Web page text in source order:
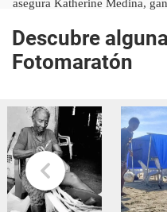
asegura Katherine Medina,
Descubre
Fotomaratón